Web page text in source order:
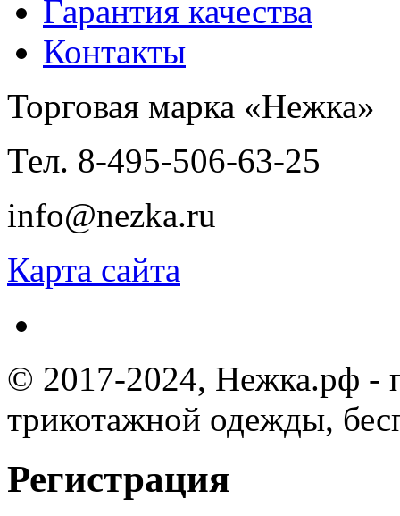
Гарантия качества
Контакты
Торговая марка «Нежка»
Тел. 8-495-506-63-25
info@nezka.ru
Карта сайта
© 2017-2024, Нежка.рф -
трикотажной одежды,
Регистрация